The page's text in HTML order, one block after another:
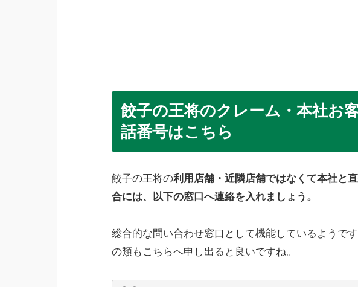
餃子の王将のクレーム・本社お
話番号はこちら
餃子の王将の利用店舗・近隣店舗ではなくて本社と
合には、以下の窓口へ連絡を入れましょう。
総合的な問い合わせ窓口として機能しているようで
の類もこちらへ申し出ると良いですね。